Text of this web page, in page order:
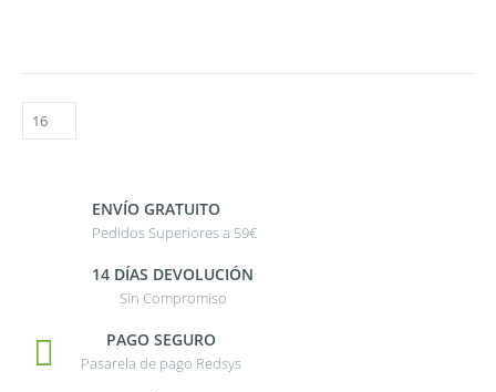
ENVÍO GRATUITO
Pedidos Superiores a 59€
14 DÍAS DEVOLUCIÓN
Sin Compromiso
PAGO SEGURO
Pasarela de pago Redsys